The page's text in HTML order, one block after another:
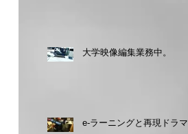
大学映像編集業務中。
e-ラーニングと再現ドラマ